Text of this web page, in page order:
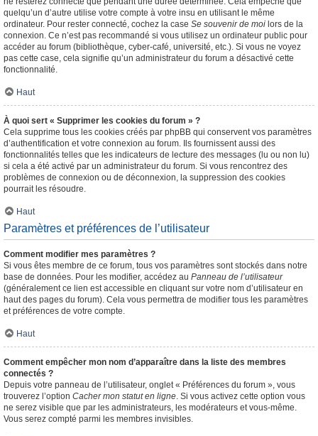
quelqu’un d’autre utilise votre compte à votre insu en utilisant le même
ordinateur. Pour rester connecté, cochez la case Se souvenir de moi lors de la
connexion. Ce n’est pas recommandé si vous utilisez un ordinateur public pour
accéder au forum (bibliothèque, cyber-café, université, etc.). Si vous ne voyez
pas cette case, cela signifie qu’un administrateur du forum a désactivé cette
fonctionnalité.
Haut
À quoi sert « Supprimer les cookies du forum » ?
Cela supprime tous les cookies créés par phpBB qui conservent vos paramètres
d’authentification et votre connexion au forum. Ils fournissent aussi des
fonctionnalités telles que les indicateurs de lecture des messages (lu ou non lu)
si cela a été activé par un administrateur du forum. Si vous rencontrez des
problèmes de connexion ou de déconnexion, la suppression des cookies
pourrait les résoudre.
Haut
Paramètres et préférences de l’utilisateur
Comment modifier mes paramètres ?
Si vous êtes membre de ce forum, tous vos paramètres sont stockés dans notre
base de données. Pour les modifier, accédez au Panneau de l’utilisateur
(généralement ce lien est accessible en cliquant sur votre nom d’utilisateur en
haut des pages du forum). Cela vous permettra de modifier tous les paramètres
et préférences de votre compte.
Haut
Comment empêcher mon nom d’apparaître dans la liste des membres
connectés ?
Depuis votre panneau de l’utilisateur, onglet « Préférences du forum », vous
trouverez l’option Cacher mon statut en ligne. Si vous activez cette option vous
ne serez visible que par les administrateurs, les modérateurs et vous-même.
Vous serez compté parmi les membres invisibles.